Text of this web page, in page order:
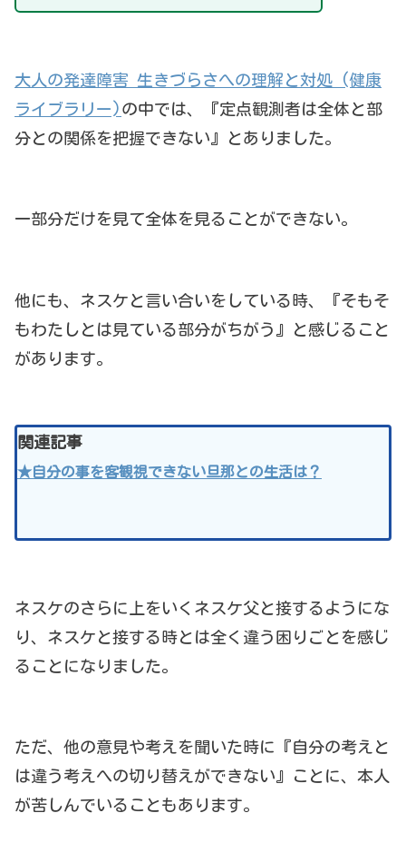
大人の発達障害 生きづらさへの理解と対処 (健康
ライブラリー) の中では、『定点観測者は全体と部
分との関係を把握できない』とありました。
一部分だけを見て全体を見ることができない。
他にも、ネスケと言い合いをしている時、『そもそ
もわたしとは見ている部分がちがう』と感じること
があります。
関連記事
★自分の事を客観視できない旦那との生活は？
ネスケのさらに上をいくネスケ父と接するようにな
り、ネスケと接する時とは全く違う困りごとを感じ
ることになりました。
ただ、他の意見や考えを聞いた時に『自分の考えと
は違う考えへの切り替えができない』ことに、本人
が苦しんでいることもあります。